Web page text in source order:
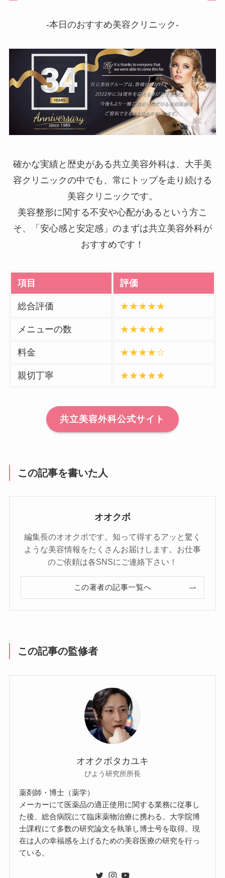
-本日のおすすめ美容クリニック-
確かな実績と歴史がある共立美容外科は、大手美
容クリニックの中でも、常にトップを走り続ける
美容クリニックです。
美容整形に関する不安や心配があるという方こ
そ、「安心感と安定感」のまずは共立美容外科が
おすすめです！
項目 評価
総合評価 ★★★★★
メニューの数 ★★★★★
料金 ★★★★☆
親切丁寧 ★★★★★
共立美容外科公式サイト
この記事を書いた人
オオクボ
編集長のオオクボです。知って得するアッと驚く
ような美容情報をたくさんお届けします。お仕事
のご依頼は各SNSにご連絡下さい！
この著者の記事一覧へ
この記事の監修者
オオクボタカユキ
びよう研究所所長
薬剤師・博士（薬学）
メーカーにて医薬品の適正使用に関する業務に従事し
た後、総合病院にて臨床薬物治療に携わる。大学院博
士課程にて多数の研究論文を執筆し博士号を取得。現
在は人の幸福感を上げるための美容医療の研究を行っ
ている。